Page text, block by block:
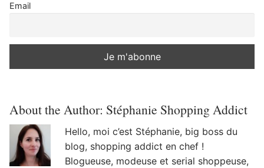
Email
About the Author: Stéphanie Shopping Addict
Hello, moi c’est Stéphanie, big boss du
blog, shopping addict en chef !
Blogueuse, modeuse et serial shoppeuse,